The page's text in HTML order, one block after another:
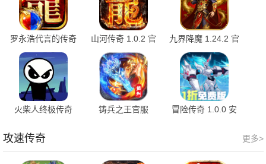
罗永浩代言的传奇
1.0.1 官方版
山河传奇 1.0.2 官
方版
九界降魔 1.24.2 官
方版
火柴人终极传奇
铸兵之王官服
冒险传奇 1.0.0 安
更多>
攻速传奇